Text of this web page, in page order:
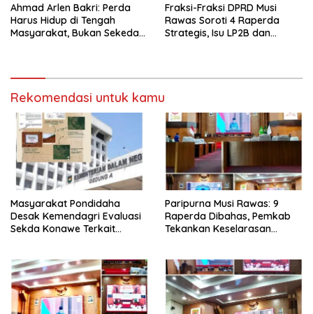
Ahmad Arlen Bakri: Perda
Harus Hidup di Tengah
Masyarakat, Bukan Sekedar
Fraksi-Fraksi DPRD Musi
Rawas Soroti 4 Raperda
Strategis, Isu LP2B dan
Rekomendasi untuk kamu
Masyarakat Pondidaha
Desak Kemendagri Evaluasi
Sekda Konawe Terkait
Paripurna Musi Rawas: 9
Raperda Dibahas, Pemkab
Tekankan Keselarasan